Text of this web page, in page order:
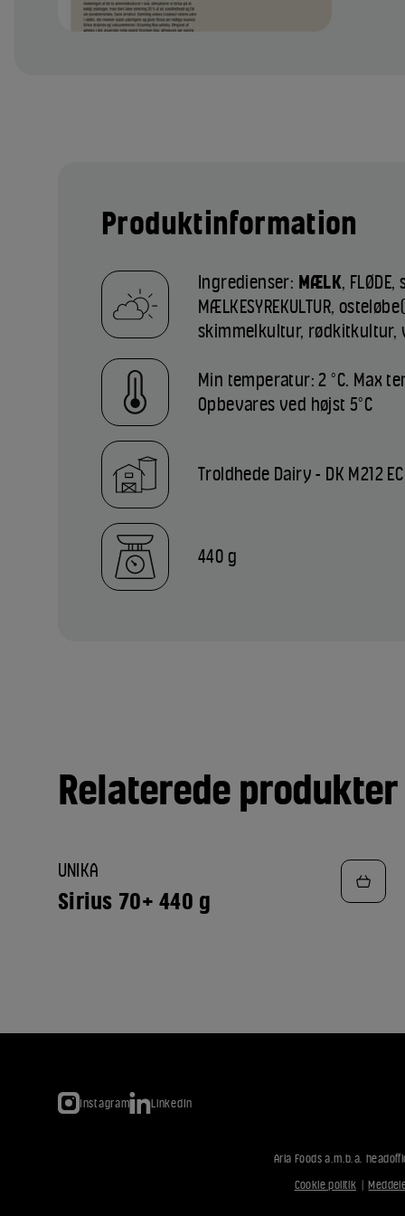
Produktinformation
Ingredienser: MÆLK, FLØDE,
MÆLKESYREKULTUR,
skimmelkultur, rødkitkultur,
Min temperatur: 2 °C. Max
Opbevares ved højst 5°C
Troldhede Dairy - DK M212 EC
440 g
Relaterede produkter
TILFØJ
TIL
FAVORITTER
UNIKA
Sirius 70+ 440 g
Instagram LinkedIn
Arla Foods a.m.b.a.
Cookie politik |